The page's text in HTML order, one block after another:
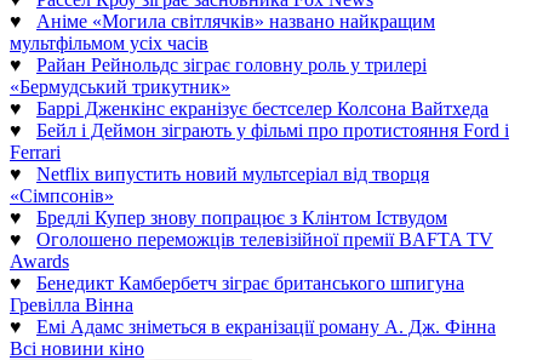
♥ Аніме «Могила світлячків» названо найкращим
мультфільмом усіх часів
♥ Райан Рейнольдс зіграє головну роль у трилері
«Бермудський трикутник»
♥ Баррі Дженкінс екранізує бестселер Колсона Вайтхеда
♥ Бейл і Деймон зіграють у фільмі про протистояння Ford і
Ferrari
♥ Netflix випустить новий мультсеріал від творця
«Сімпсонів»
♥ Бредлі Купер знову попрацює з Клінтом Іствудом
♥ Оголошено переможців телевізійної премії BAFTA TV
Awards
♥ Бенедикт Камбербетч зіграє британського шпигуна
Гревілла Вінна
♥ Емі Адамс зніметься в екранізації роману А. Дж. Фінна
Всі новини кіно